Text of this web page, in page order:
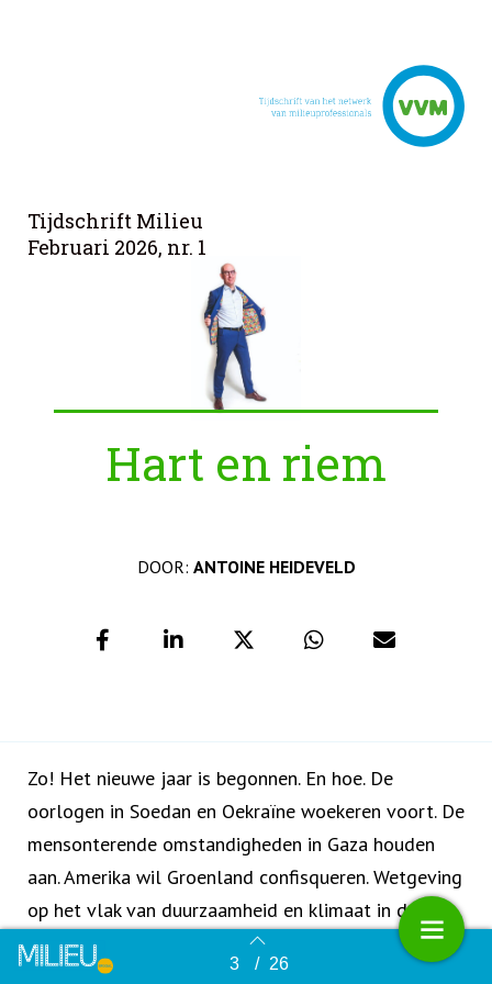
Terug naar overzicht 3 / 26
Tijdschrift Milieu
Februari 2026, nr. 1
Hart en riem
DOOR: ANTOINE HEIDEVELD
Zo! Het nieuwe jaar is begonnen. En hoe. De
oorlogen in Soedan en Oekraïne woekeren voort. De
mensonterende omstandigheden in Gaza houden
aan. Amerika wil Groenland confisqueren. Wetgeving
op het vlak van duurzaamheid en klimaat in de EU
wordt teruggeschroefd. Zo hoeven auto’s vanaf
2025 toch niet helemaal uitstootvrij te zijn. Nou,